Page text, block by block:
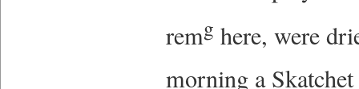
remg here, were
morning a